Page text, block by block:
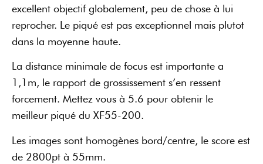
excellent objectif globalement, peu de chose à lui
reprocher. Le piqué est pas exceptionnel mais plutot
dans la moyenne haute.
La distance minimale de focus est importante a
1,1m, le rapport de grossissement s’en ressent
forcement. Mettez vous à 5.6 pour obtenir le
meilleur piqué du XF55-200.
Les images sont homogènes bord/centre, le score est
de 2800pt à 55mm.